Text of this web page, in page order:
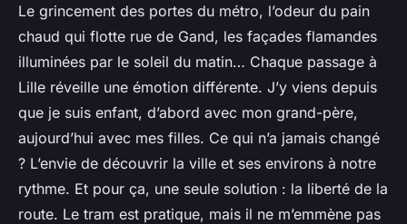
Le grincement des portes du métro, l’odeur du pain
chaud qui flotte rue de Gand, les façades flamandes
illuminées par le soleil du matin… Chaque passage à
Lille réveille une émotion différente. J’y viens depuis
que je suis enfant, d’abord avec mon grand-père,
aujourd’hui avec mes filles. Ce qui n’a jamais changé
? L’envie de découvrir la ville et ses environs à notre
rythme. Et pour ça, une seule solution : la liberté de la
route. Le tram est pratique, mais il ne m’emmène pas